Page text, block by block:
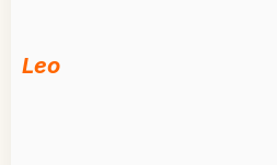
Leo